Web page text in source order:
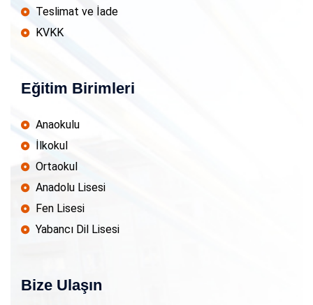
Teslimat ve İade
KVKK
Eğitim Birimleri
Anaokulu
İlkokul
Ortaokul
Anadolu Lisesi
Fen Lisesi
Yabancı Dil Lisesi
Bize Ulaşın